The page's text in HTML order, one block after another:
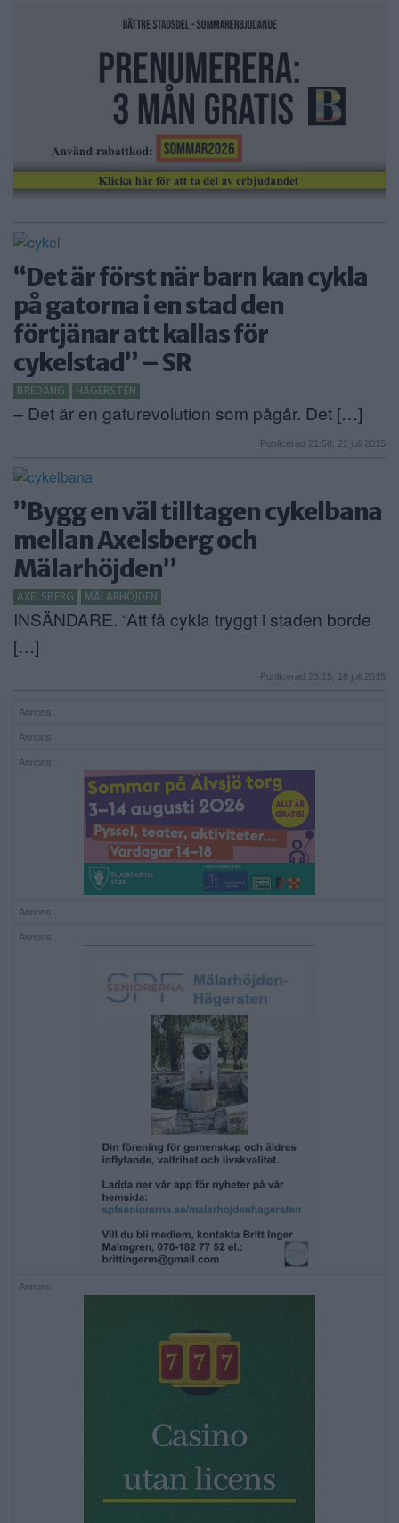
“Det är först när barn kan cykla
på gatorna i en stad den
förtjänar att kallas för
cykelstad” – SR
BREDÄNG HÄGERSTEN
– Det är en gaturevolution som pågår. Det […]
Publicerad 21:58, 21 juli 2015
”Bygg en väl tilltagen cykelbana
mellan Axelsberg och
Mälarhöjden”
AXELSBERG MÄLARHÖJDEN
INSÄNDARE. “Att få cykla tryggt i staden borde
[…]
Publicerad 23:15, 16 juli 2015
Annons:
Annons:
Annons:
Annons:
Annons:
Annons: